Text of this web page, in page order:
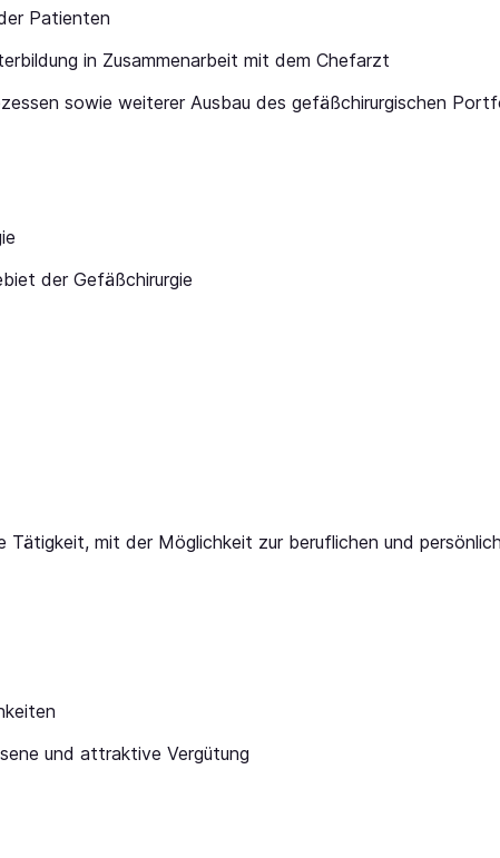
Patienten
in Zusammenarbeit mit dem Chefarzt
sowie weiterer Ausbau des gefäßchirurgischen
der Gefäßchirurgie
mit der Möglichkeit zur beruflichen und
und attraktive Vergütung